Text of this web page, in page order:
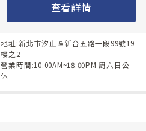
查看詳情
地址:新北市汐止區新台五路一段99號19
樓之2
營業時間:10:00AM~18:00PM 周六日公
休